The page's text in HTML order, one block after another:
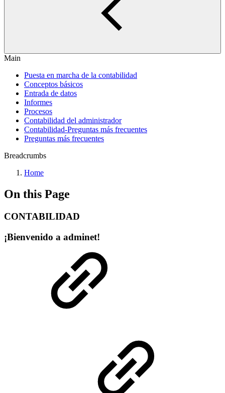
Main
Puesta en marcha de la contabilidad
Conceptos básicos
Entrada de datos
Informes
Procesos
Contabilidad del administrador
Contabilidad-Preguntas más frecuentes
Preguntas más frecuentes
Breadcrumbs
Home
On this Page
CONTABILIDAD
¡Bienvenido a adminet!